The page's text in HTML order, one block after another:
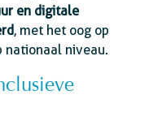
en digitale
, met het oog op
nationaal niveau.